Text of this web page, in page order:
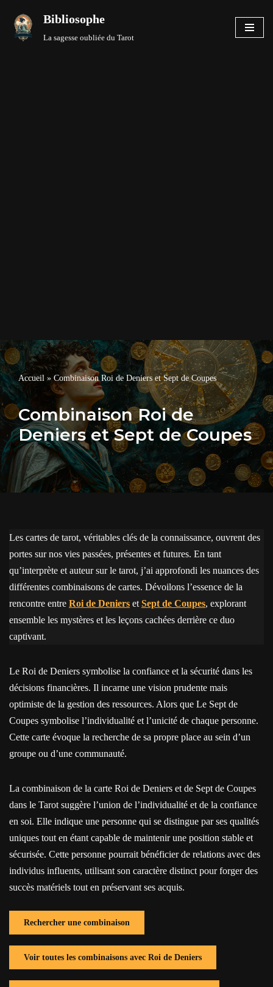
Aller
Bibliosophe
La sagesse oubliée du Tarot
Accueil » Combinaison Roi de Deniers et Sept de Coupes
Combinaison Roi de
Deniers et Sept de Coupes
Les cartes de tarot, véritables clés de la connaissance, ouvrent des
portes sur nos vies passées, présentes et futures. En tant
qu’interprète et auteur sur le tarot, j’ai approfondi les nuances des
différentes combinaisons de cartes. Dévoilons l’essence de la
rencontre entre Roi de Deniers et Sept de Coupes, explorant
ensemble les mystères et les leçons cachées derrière ce duo
captivant.
Le Roi de Deniers symbolise la confiance et la sécurité dans les
décisions financières. Il incarne une vision prudente mais
optimiste de la gestion des ressources. Alors que Le Sept de
Coupes symbolise l’individualité et l’unicité de chaque personne.
Cette carte évoque la recherche de sa propre place au sein d’un
groupe ou d’une communauté.
La combinaison de la carte Roi de Deniers et de Sept de Coupes
dans le Tarot suggère l’union de l’individualité et de la confiance
en soi. Elle indique une personne qui se distingue par ses qualités
uniques tout en étant capable de maintenir une position stable et
sécurisée. Cette personne pourrait bénéficier de relations avec des
individus influents, utilisant son caractère distinct pour forger des
succès matériels tout en préservant ses acquis.
Rechercher une combinaison
Voir toutes les combinaisons avec Roi de Deniers